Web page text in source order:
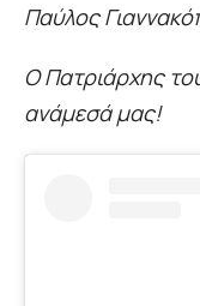
Παύλος
O Πατριάρχης
ανάμεσά μας!